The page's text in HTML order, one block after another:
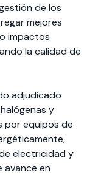
de los
mejores
impactos
la calidad de
adjudicado
y
por equipos de
electricidad y
avance en